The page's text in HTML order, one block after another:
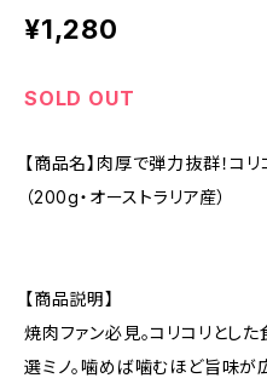
¥1,280
SOLD OUT
【商品名】肉厚で弾力抜群！コ
（200g・オーストラリア産）
【商品説明】
焼肉ファン必見。コリコリとし
選ミノ。噛めば噛むほど旨味が